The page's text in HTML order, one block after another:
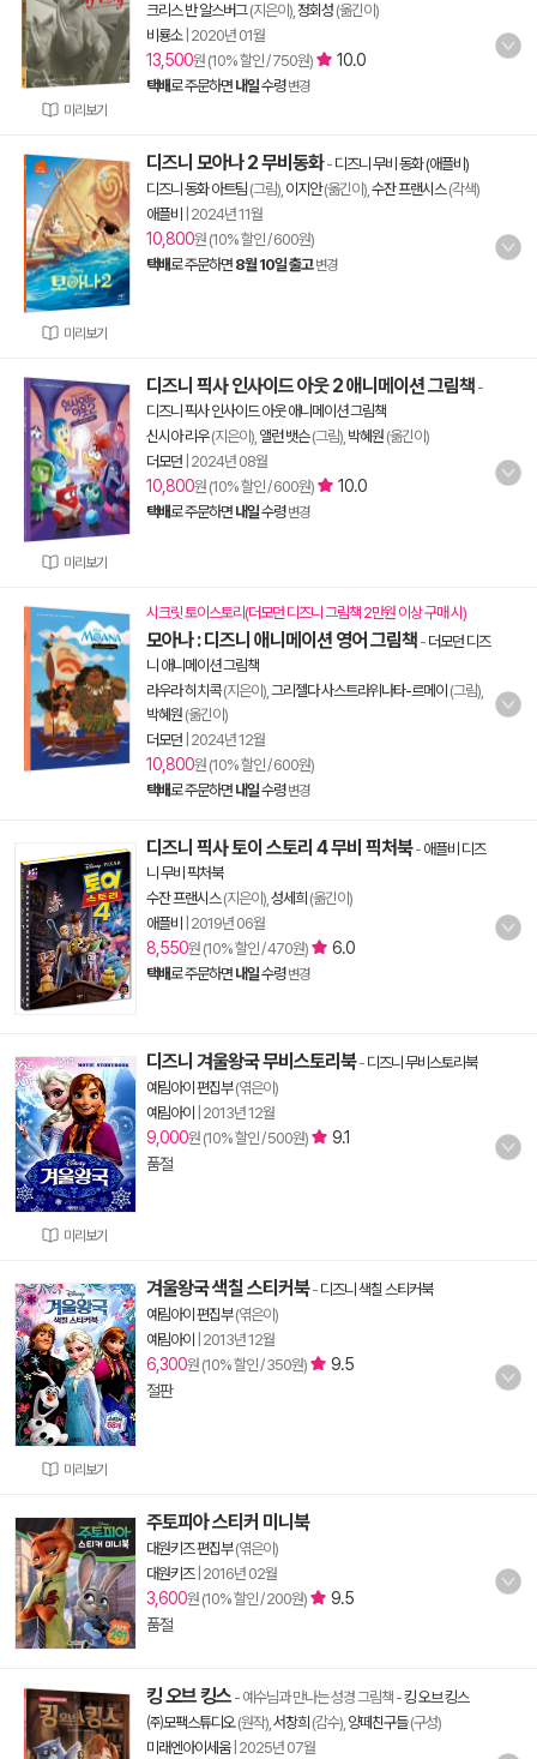
미리보기
크리스 반 알스버그(지은이), 정회성 (옮긴이)
비룡소| 2020년 01월
13,500원 (10% 할인 / 750원) 10.0
택배로 주문하면 내일수령 변경
미리보기
디즈니 모아나 2 무비동화- 디즈니 무비 동화 (애플비)
디즈니 동화 아트팀 (그림), 이지안(옮긴이), 수잔 프랜시스(각색)
애플비
2024년 11월
10,800원 (10% 할인 / 600원)
택배로 주문하면 8월 10일 출고 변경
미리보기
디즈니 픽사 인사이드 아웃 2 애니메이션 그림책 -
디즈니 픽사 인사이드 아웃 애니메이션 그림책
신시아 리우(지은이), 앨런 뱃슨(그림), 박혜원 (옮긴이)
더모던 2024년 08월
10,800원 (10% 할인 / 600원) 10.0
택배로 주문하면 내일수령 변경
시크릿 토이스토리(더모던 디즈니 그림책 2만원 이상 구매 시)
모아나 : 디즈니 애니메이션 영어 그림책 - 더모던 디즈
니 애니메이션 그림책
라우라 히치콕(지은이), 그리젤다 사스트라위나타-르메이 (그림),
박혜원 (옮긴이)
더모던 2024년 12월
10,800원 (10% 할인 / 600원)
택배로 주문하면 내일수령 변경
디즈니 픽사 토이 스토리 4 무비 픽처북- 애플비 디즈
니 무비 픽처북
수잔 프랜시스(지은이), 성세희 (옮긴이)
애플비
2019년 06월
8,550원 (10% 할인 / 470원) 6.0
택배로 주문하면 내일수령 변경
미리보기
디즈니 겨울왕국 무비스토리북- 디즈니 무비스토리북
예림아이 편집부(엮은이)
예림아이
2013년 12월
9,000원 (10% 할인 / 500원)
9.1
품절
미리보기
겨울왕국 색칠 스티커북- 디즈니 색칠 스티커북
예림아이 편집부(엮은이)
예림아이
2013년 12월
6,300원 (10% 할인 / 350원)
9.5
절판
주토피아 스티커 미니북
대원키즈 편집부(엮은이)
대원키즈| 2016년 02월
3,600원 (10% 할인 / 200원)
9.5
품절
킹 오브 킹스 - 예수님과 만나는 성경 그림책 -킹 오브 킹스
㈜모팩스튜디오(원작), 서창희 (감수), 양떼친구들(구성)
미래엔아이세움| 2025년 07월